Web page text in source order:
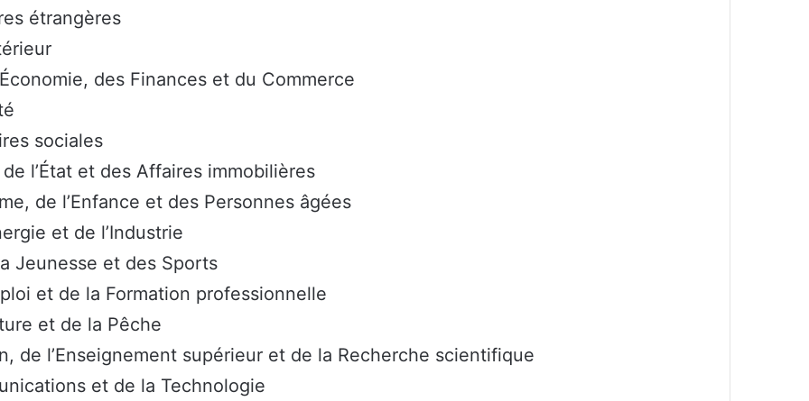
étrangères
des Finances et du Commerce
sociales
l’État et des Affaires immobilières
de l’Enfance et des Personnes âgées
et de l’Industrie
Jeunesse et des Sports
et de la Formation professionnelle
et de la Pêche
de l’Enseignement supérieur et de la Recherche scientifique
et de la Technologie